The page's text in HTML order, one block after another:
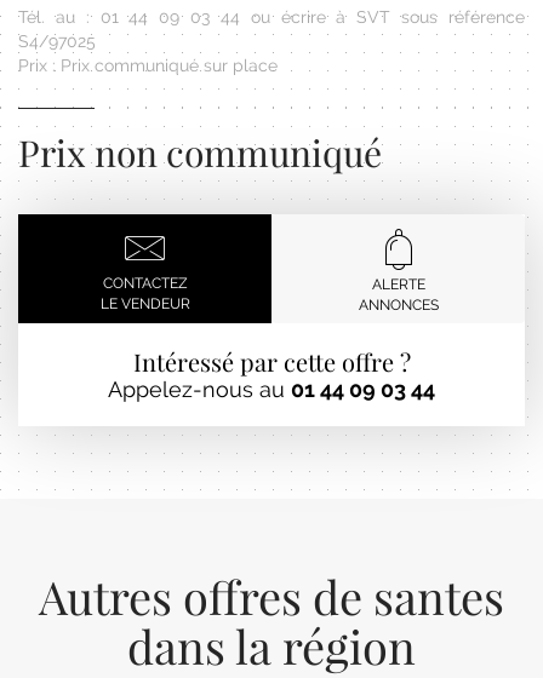
Tél. au : 01 44 09 03 44 ou écrire à SVT sous référence
S4/97025
Prix : Prix communiqué sur place
Prix non communiqué
CONTACTEZ
LE VENDEUR
ALERTE
ANNONCES
Intéressé par cette offre ?
Appelez-nous au 01 44 09 03 44
Autres offres de santes
dans la région